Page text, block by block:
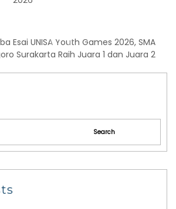
Esai UNISA Youth Games 2026, SMA
Surakarta Raih Juara 1 dan Juara 2